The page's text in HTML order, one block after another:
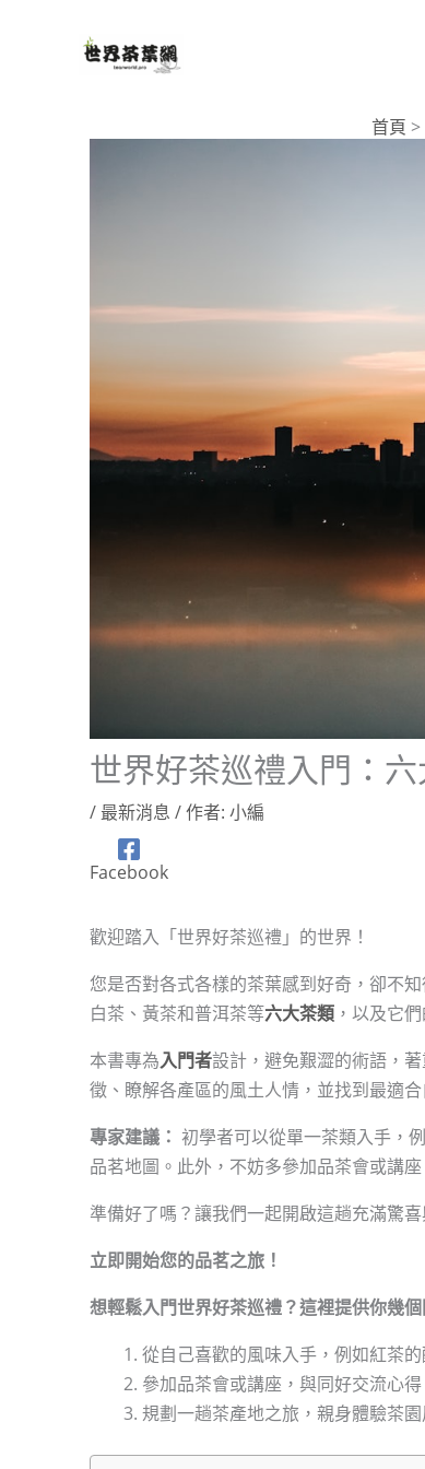
首頁
世界好茶巡禮入門：
/ 最新消息 / 作者: 小編
Facebook
歡迎踏入「世界好茶巡禮」的世界！
您是否對各式各樣的茶葉感到好奇，卻不
白茶、黃茶和普洱茶等六大茶類 ，以及它
本書專為入門者設計，避免艱澀的術語，
徵、瞭解各產區的風土人情，並找到最適合
專家建議： 初學者可以從單一茶類入手，
品茗地圖。此外，不妨多參加品茶會或講
準備好了嗎？讓我們一起開啟這趟充滿驚
立即開始您的品茗之旅！
想輕鬆入門世界好茶巡禮？這裡提供你幾個
從自己喜歡的風味入手，例如紅茶
參加品茶會或講座，與同好交流心
規劃一趟茶產地之旅，親身體驗茶